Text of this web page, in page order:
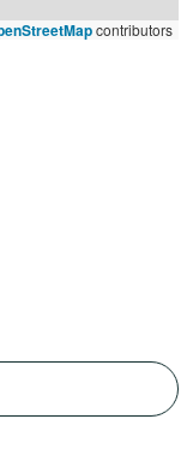
contributors